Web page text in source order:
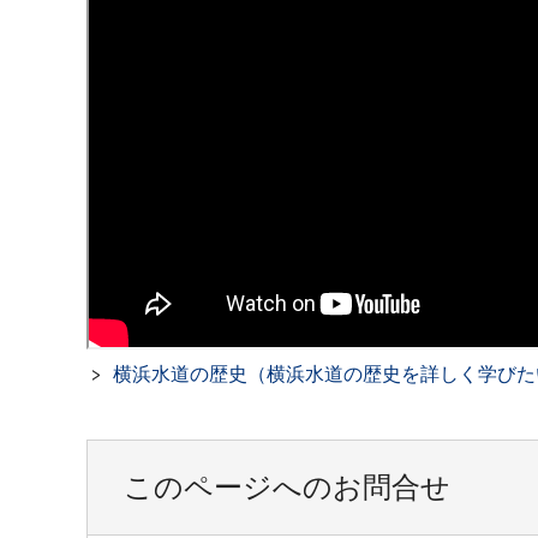
横浜水道の歴史（横浜水道の歴史を詳しく学びた
このページへのお問合せ